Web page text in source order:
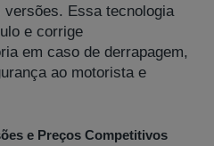
Essa tecnologia
e corrige
em caso de derrapagem,
ao motorista e
e Preços Competitivos